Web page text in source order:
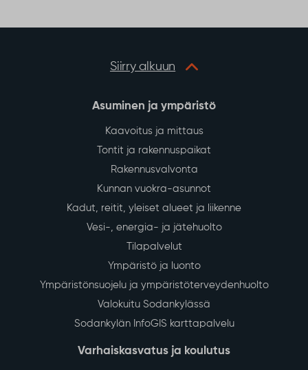
Siirry alkuun
Asuminen ja ympäristö
Kaavoitus ja mittaus
Tontit ja rakennuspaikat
Rakennusvalvonta
Kunnan vuokra-asunnot
Kadut, reitit, yleiset alueet ja liikenne
Vesi-, energia- ja jätehuolto
Tilapalvelut
Ympäristö ja luonto
Ympäristönsuojelu ja ympäristöterveydenhuolto
Valokuitu Sodankylässä
Sodankylän InfoGIS karttapalvelu
Varhaiskasvatus ja koulutus